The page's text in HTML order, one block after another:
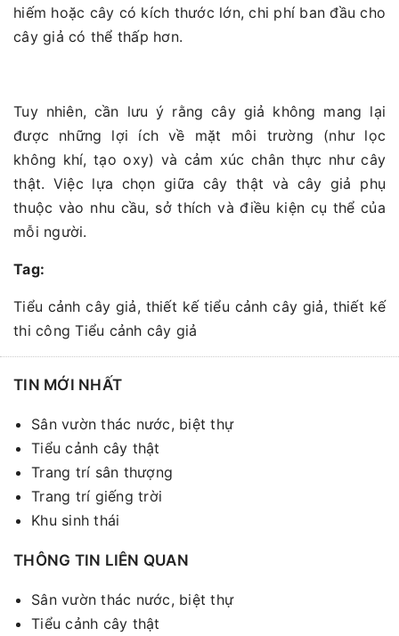
hiếm hoặc cây có kích thước lớn, chi phí ban đầu cho
cây giả có thể thấp hơn.
Tuy nhiên, cần lưu ý rằng cây giả không mang lại
được những lợi ích về mặt môi trường (như lọc
không khí, tạo oxy) và cảm xúc chân thực như cây
thật. Việc lựa chọn giữa cây thật và cây giả phụ
thuộc vào nhu cầu, sở thích và điều kiện cụ thể của
mỗi người.
Tag:
Tiểu cảnh cây giả, thiết kế tiểu cảnh cây giả, thiết kế
thi công Tiểu cảnh cây giả
TIN MỚI NHẤT
Sân vườn thác nước, biệt thự
Tiểu cảnh cây thật
Trang trí sân thượng
Trang trí giếng trời
Khu sinh thái
THÔNG TIN LIÊN QUAN
Sân vườn thác nước, biệt thự
Tiểu cảnh cây thật